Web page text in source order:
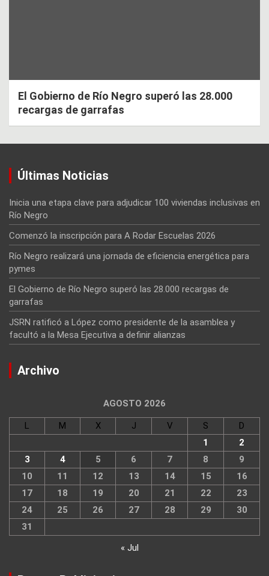
El Gobierno de Río Negro superó las 28.000
recargas de garrafas
Últimas Noticias
Inicia una etapa clave para adjudicar 100 viviendas inclusivas en
Río Negro
Comenzó la inscripción para A Rodar Escuelas 2026
Río Negro realizará una jornada de eficiencia energética para
pymes
El Gobierno de Río Negro superó las 28.000 recargas de
garrafas
JSRN ratificó a López como presidente de la asamblea y
facultó a la Mesa Ejecutiva a definir alianzas
Archivo
AGOSTO 2026
L M X J V S
D
1
2
3
4 5 6 7 8
9
10
11 12 13 14 15
16
17
18 19 20 21 22
23
24
25 26 27 28 29
30
31
« Jul